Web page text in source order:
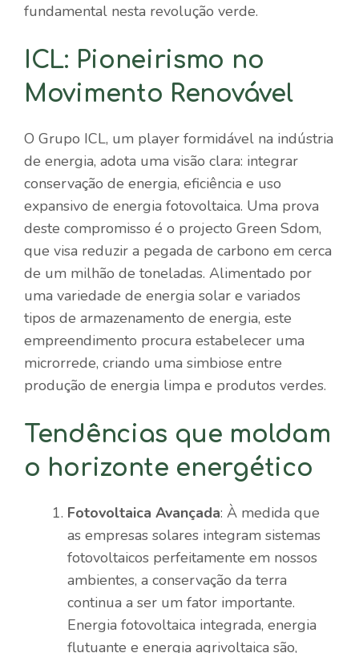
fundamental nesta revolução verde.
ICL: Pioneirismo no
Movimento Renovável
O Grupo ICL, um player formidável na indústria
de energia, adota uma visão clara: integrar
conservação de energia, eficiência e uso
expansivo de energia fotovoltaica. Uma prova
deste compromisso é o projecto Green Sdom,
que visa reduzir a pegada de carbono em cerca
de um milhão de toneladas. Alimentado por
uma variedade de energia solar e variados
tipos de armazenamento de energia, este
empreendimento procura estabelecer uma
microrrede, criando uma simbiose entre
produção de energia limpa e produtos verdes.
Tendências que moldam
o horizonte energético
Fotovoltaica Avançada: À medida que
as empresas solares integram sistemas
fotovoltaicos perfeitamente em nossos
ambientes, a conservação da terra
continua a ser um fator importante.
Energia fotovoltaica integrada, energia
flutuante e energia agrivoltaica são,